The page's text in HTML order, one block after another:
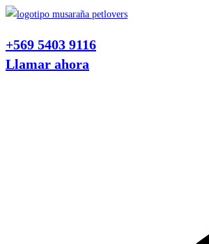
Ir
contenido
+569 5403 9116
Llamar ahora